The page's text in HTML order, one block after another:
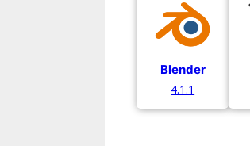
Blender
4.1.1